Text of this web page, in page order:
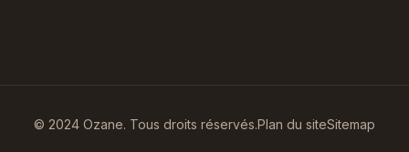
© 2024 Ozane. Tous droits réservés.Plan du siteSitemap